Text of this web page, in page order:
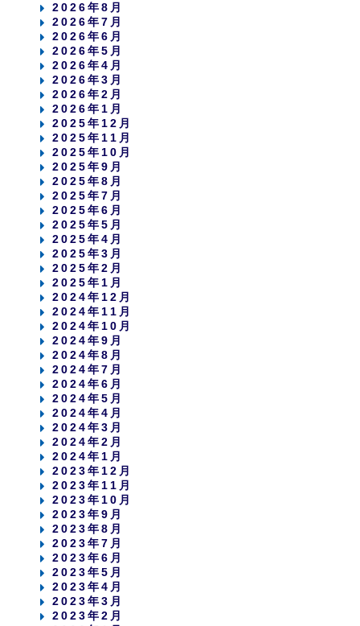
2026年8月
2026年7月
2026年6月
2026年5月
2026年4月
2026年3月
2026年2月
2026年1月
2025年12月
2025年11月
2025年10月
2025年9月
2025年8月
2025年7月
2025年6月
2025年5月
2025年4月
2025年3月
2025年2月
2025年1月
2024年12月
2024年11月
2024年10月
2024年9月
2024年8月
2024年7月
2024年6月
2024年5月
2024年4月
2024年3月
2024年2月
2024年1月
2023年12月
2023年11月
2023年10月
2023年9月
2023年8月
2023年7月
2023年6月
2023年5月
2023年4月
2023年3月
2023年2月